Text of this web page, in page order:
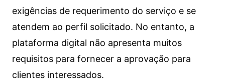
exigências de requerimento do serviço e se
atendem ao perfil solicitado. No entanto, a
plataforma digital não apresenta muitos
requisitos para fornecer a aprovação para
clientes interessados.